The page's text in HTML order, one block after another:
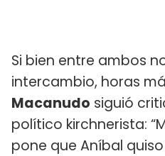
Si bien entre ambos
intercambio, horas
Macanudo siguió
político kirchnerista:
pone que Aníbal